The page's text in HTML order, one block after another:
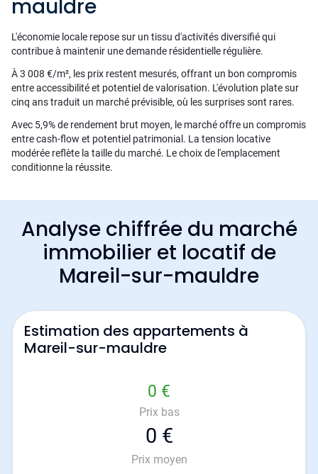
mauldre
L'économie locale repose sur un tissu d'activités diversifié qui
contribue à maintenir une demande résidentielle régulière.
À 3 008 €/m², les prix restent mesurés, offrant un bon compromis
entre accessibilité et potentiel de valorisation. L'évolution plate sur
cinq ans traduit un marché prévisible, où les surprises sont rares.
Avec 5,9% de rendement brut moyen, le marché offre un compromis
entre cash-flow et potentiel patrimonial. La tension locative
modérée reflète la taille du marché. Le choix de l'emplacement
conditionne la réussite.
Analyse chiffrée du marché
immobilier et locatif de
Mareil-sur-mauldre
Estimation des appartements à
Mareil-sur-mauldre
0 €
Prix bas
0 €
Prix moyen